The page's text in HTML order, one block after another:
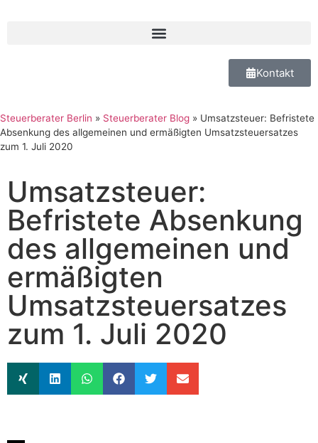
Kontakt
Steuerberater Berlin » Steuerberater Blog » Umsatzsteuer: Befristete
Absenkung des allgemeinen und ermäßigten Umsatzsteuersatzes
zum 1. Juli 2020
Umsatzsteuer:
Befristete Absenkung
des allgemeinen und
ermäßigten
Umsatzsteuersatzes
zum 1. Juli 2020